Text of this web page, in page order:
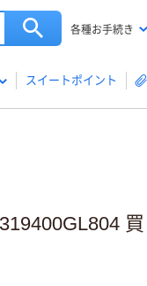
各種お手続き
スイートポイント
買